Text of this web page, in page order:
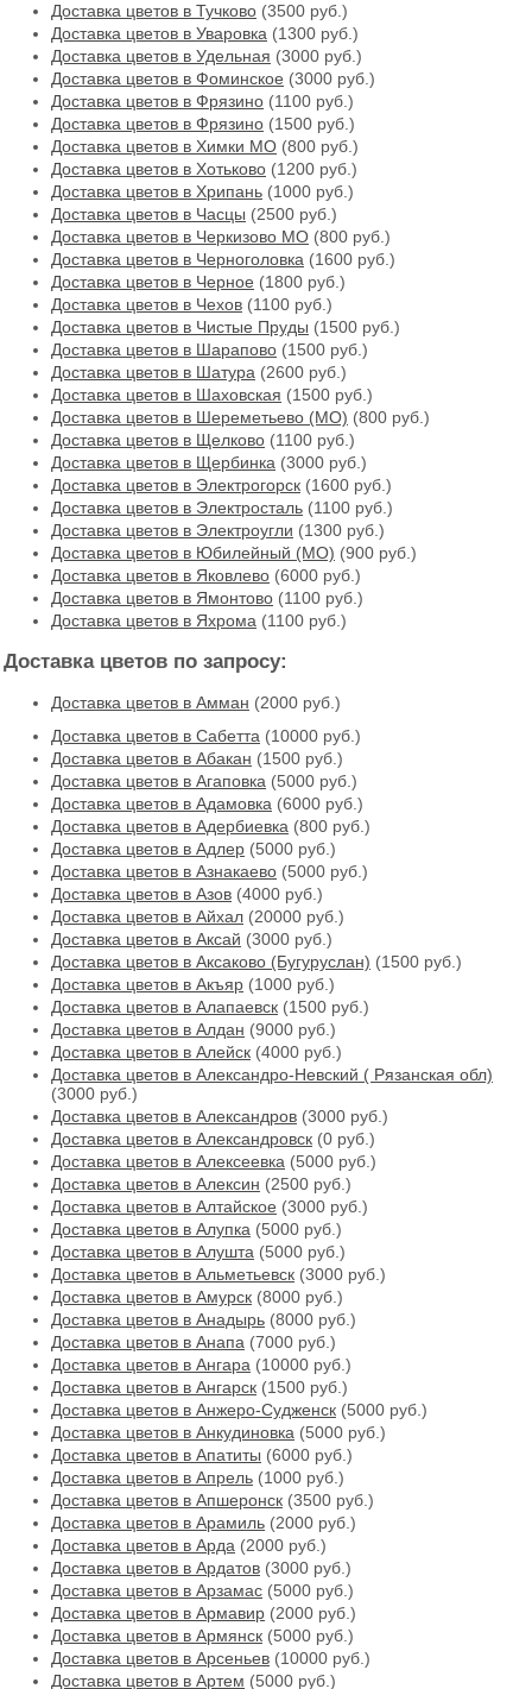
Доставка цветов в Тучково (3500 руб.)
Доставка цветов в Уваровка (1300 руб.)
Доставка цветов в Удельная (3000 руб.)
Доставка цветов в Фоминское (3000 руб.)
Доставка цветов в Фрязино (1100 руб.)
Доставка цветов в Фрязино (1500 руб.)
Доставка цветов в Химки МО (800 руб.)
Доставка цветов в Хотьково (1200 руб.)
Доставка цветов в Хрипань (1000 руб.)
Доставка цветов в Часцы (2500 руб.)
Доставка цветов в Черкизово МО (800 руб.)
Доставка цветов в Черноголовка (1600 руб.)
Доставка цветов в Черное (1800 руб.)
Доставка цветов в Чехов (1100 руб.)
Доставка цветов в Чистые Пруды (1500 руб.)
Доставка цветов в Шарапово (1500 руб.)
Доставка цветов в Шатура (2600 руб.)
Доставка цветов в Шаховская (1500 руб.)
Доставка цветов в Шереметьево (МО) (800 руб.)
Доставка цветов в Щелково (1100 руб.)
Доставка цветов в Щербинка (3000 руб.)
Доставка цветов в Электрогорск (1600 руб.)
Доставка цветов в Электросталь (1100 руб.)
Доставка цветов в Электроугли (1300 руб.)
Доставка цветов в Юбилейный (МО) (900 руб.)
Доставка цветов в Яковлево (6000 руб.)
Доставка цветов в Ямонтово (1100 руб.)
Доставка цветов в Яхрома (1100 руб.)
Доставка цветов по запросу:
Доставка цветов в Амман (2000 руб.)
Доставка цветов в Cабетта (10000 руб.)
Доставка цветов в Абакан (1500 руб.)
Доставка цветов в Агаповка (5000 руб.)
Доставка цветов в Адамовка (6000 руб.)
Доставка цветов в Адербиевка (800 руб.)
Доставка цветов в Адлер (5000 руб.)
Доставка цветов в Азнакаево (5000 руб.)
Доставка цветов в Азов (4000 руб.)
Доставка цветов в Айхал (20000 руб.)
Доставка цветов в Аксай (3000 руб.)
Доставка цветов в Аксаково (Бугуруслан) (1500 руб.)
Доставка цветов в Акъяр (1000 руб.)
Доставка цветов в Алапаевск (1500 руб.)
Доставка цветов в Алдан (9000 руб.)
Доставка цветов в Алейск (4000 руб.)
Доставка цветов в Александро-Невский ( Рязанская обл)
(3000 руб.)
Доставка цветов в Александров (3000 руб.)
Доставка цветов в Александровск (0 руб.)
Доставка цветов в Алексеевка (5000 руб.)
Доставка цветов в Алексин (2500 руб.)
Доставка цветов в Алтайское (3000 руб.)
Доставка цветов в Алупка (5000 руб.)
Доставка цветов в Алушта (5000 руб.)
Доставка цветов в Альметьевск (3000 руб.)
Доставка цветов в Амурск (8000 руб.)
Доставка цветов в Анадырь (8000 руб.)
Доставка цветов в Анапа (7000 руб.)
Доставка цветов в Ангара (10000 руб.)
Доставка цветов в Ангарск (1500 руб.)
Доставка цветов в Анжеро-Судженск (5000 руб.)
Доставка цветов в Анкудиновка (5000 руб.)
Доставка цветов в Апатиты (6000 руб.)
Доставка цветов в Апрель (1000 руб.)
Доставка цветов в Апшеронск (3500 руб.)
Доставка цветов в Арамиль (2000 руб.)
Доставка цветов в Арда (2000 руб.)
Доставка цветов в Ардатов (3000 руб.)
Доставка цветов в Арзамас (5000 руб.)
Доставка цветов в Армавир (2000 руб.)
Доставка цветов в Армянск (5000 руб.)
Доставка цветов в Арсеньев (10000 руб.)
Доставка цветов в Артем (5000 руб.)